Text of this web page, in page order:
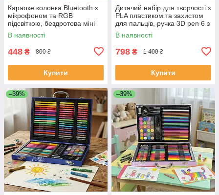
Караоке колонка Bluetooth з
мікрофоном та RGB
підсвіткою, бездротова міні
акустика з USB, TF, AUX
Рожева, K12-Pink
В наявності
448 ₴ 800 ₴
Купити
Дитячий набір для творчості з
PLA пластиком та захистом
для пальців, ручка 3D pen 6 з
Lеd дисплеєм, ML-6-Blue
В наявності
798 ₴ 1 400 ₴
Купити
–39% –39%